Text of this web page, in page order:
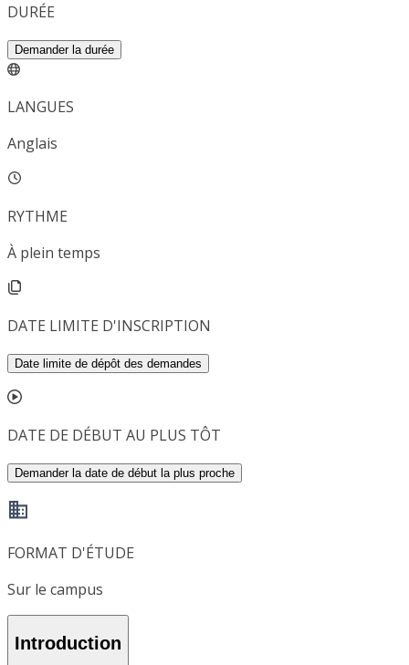
DURÉE
Demander la durée
LANGUES
Anglais
RYTHME
À plein temps
DATE LIMITE D'INSCRIPTION
Date limite de dépôt des demandes
DATE DE DÉBUT AU PLUS TÔT
Demander la date de début la plus proche
FORMAT D'ÉTUDE
Sur le campus
Introduction